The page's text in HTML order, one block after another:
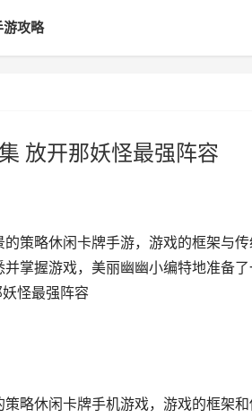
游攻略
放开那妖怪最强阵容
策略休闲卡牌手游，游戏的框架与
掌握游戏，美丽幽幽小编特地准备
怪最强阵容
休闲卡牌手机游戏，游戏的框架和